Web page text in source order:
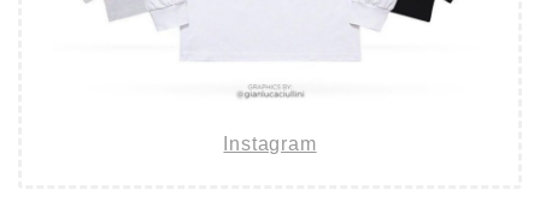
Instagram